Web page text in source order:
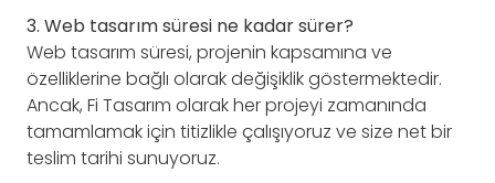
3. Web tasarım süresi ne kadar sürer?
Web tasarım süresi, projenin kapsamına ve
özelliklerine bağlı olarak değişiklik göstermektedir.
Ancak, Fi Tasarım olarak her projeyi zamanında
tamamlamak için titizlikle çalışıyoruz ve size net bir
teslim tarihi sunuyoruz.